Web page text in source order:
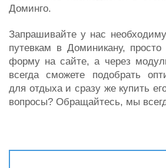
Доминго.
Запрашивайте у нас
путевкам в Доминикану,
форму на сайте, а через
всегда сможете подобрать
для отдыха и сразу же купить
вопросы? Обращайтесь, мы